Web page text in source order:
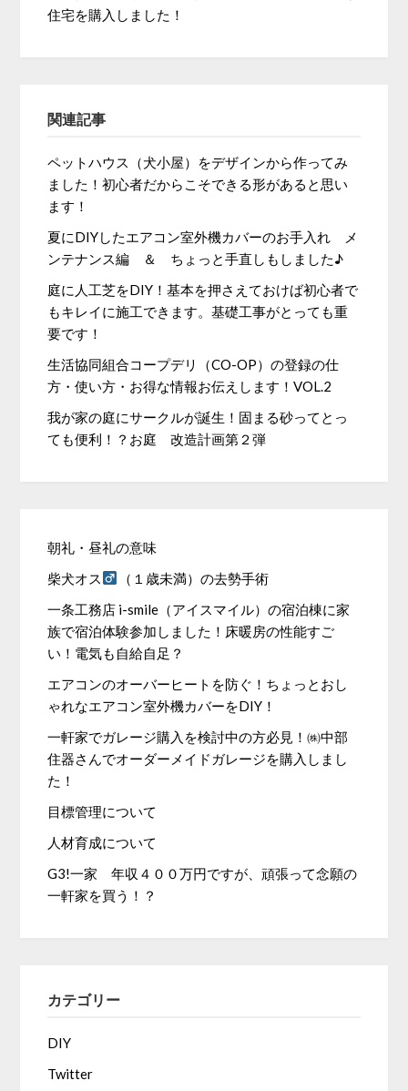
住宅を購入しました！
関連記事
ペットハウス（犬小屋）をデザインから作ってみ
ました！初心者だからこそできる形があると思い
ます！
夏にDIYしたエアコン室外機カバーのお手入れ メ
ンテナンス編 ＆ ちょっと手直しもしました♪
庭に人工芝をDIY！基本を押さえておけば初心者で
もキレイに施工できます。基礎工事がとっても重
要です！
生活協同組合コープデリ（CO-OP）の登録の仕
方・使い方・お得な情報お伝えします！VOL.2
我が家の庭にサークルが誕生！固まる砂ってとっ
ても便利！？お庭 改造計画第２弾
朝礼・昼礼の意味
柴犬オス
（１歳未満）の去勢手術
一条工務店 i-smile（アイスマイル）の宿泊棟に家
族で宿泊体験参加しました！床暖房の性能すご
い！電気も自給自足？
エアコンのオーバーヒートを防ぐ！ちょっとおし
ゃれなエアコン室外機カバーをDIY！
一軒家でガレージ購入を検討中の方必見！㈱中部
住器さんでオーダーメイドガレージを購入しまし
た！
目標管理について
人材育成について
G3!一家 年収４００万円ですが、頑張って念願の
一軒家を買う！？
カテゴリー
DIY
Twitter